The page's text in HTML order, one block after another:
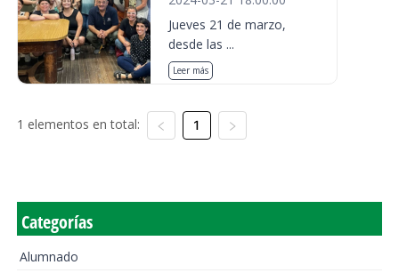
Jueves 21 de marzo,
desde las ...
Leer más
1 elementos en total: 1
Categorías
Alumnado